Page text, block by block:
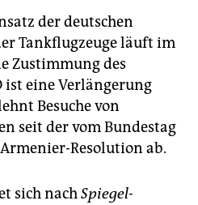
der deutschen
Tankflugzeuge läuft im
Zustimmung des
ist eine Verlängerung
Besuche von
seit der vom Bundestag
Resolution ab.
sich nachSpiegel-